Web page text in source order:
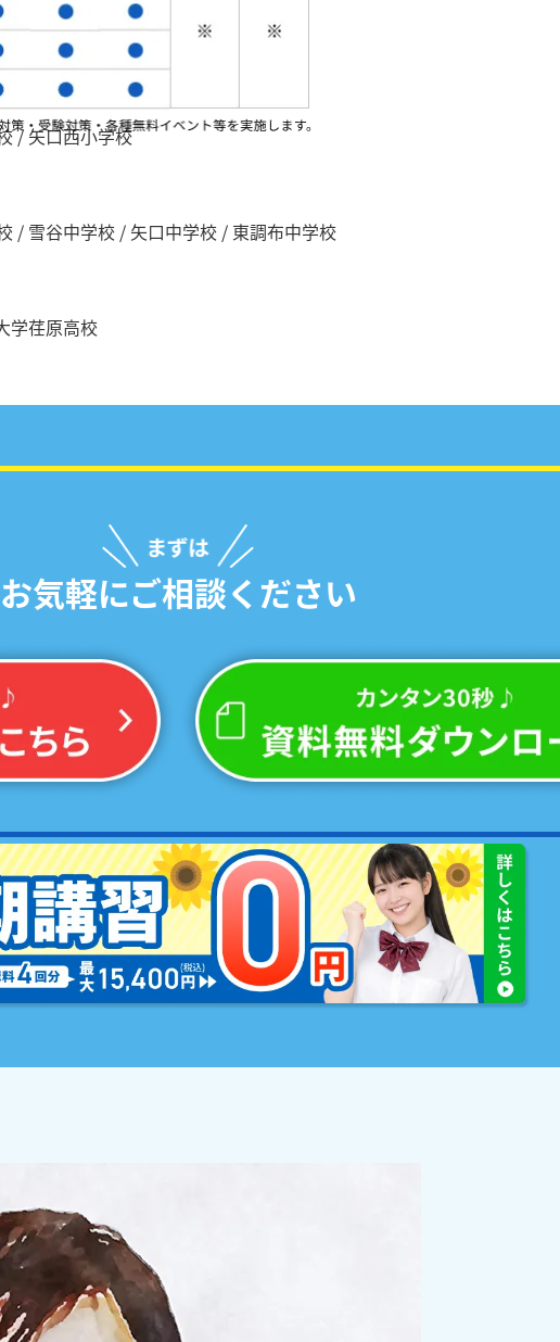
/ 矢口西小学校
/ 雪谷中学校 / 矢口中学校 / 東調布中学校
学荏原高校
お気軽にご相談ください